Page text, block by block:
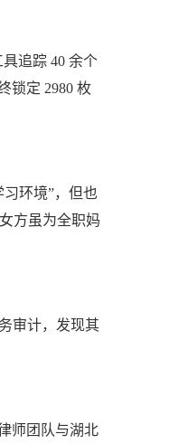
追踪 40 余个
锁定 2980 枚
环境”，但也
方虽为全职妈
审计，发现其
师团队与湖北